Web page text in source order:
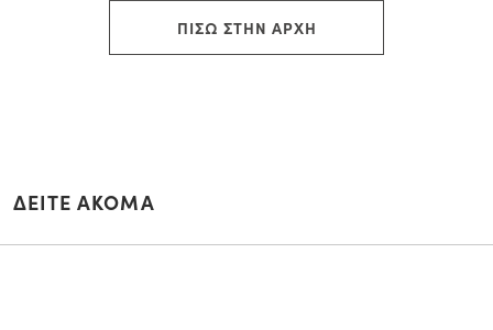
ΠΙΣΩ ΣΤΗΝ ΑΡΧΗ
ΔΕΙΤΕ ΑΚΟΜΑ